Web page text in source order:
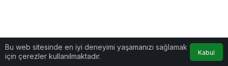
Bu web sitesinde en iyi deneyimi yaşamanızı sağlamak
için çerezler kullanılmaktadır.
Kabul